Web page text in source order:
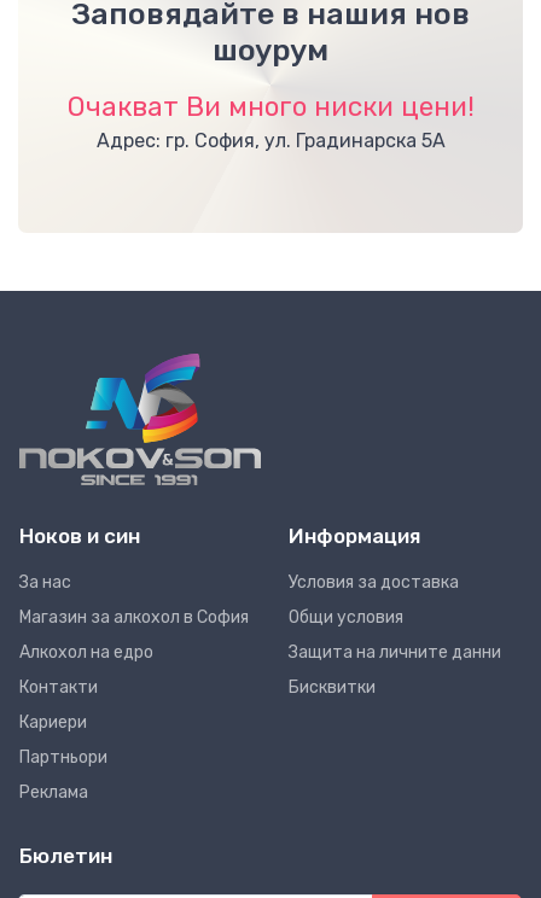
Заповядайте в нашия нов
шоурум
Очакват Ви много ниски цени!
Адрес: гр. София, ул. Градинарска 5А
Ноков и син
За нас
Магазин за алкохол в София
Алкохол на едро
Контакти
Кариери
Партньори
Реклама
Информация
Условия за доставка
Общи условия
Защита на личните данни
Бисквитки
Бюлетин